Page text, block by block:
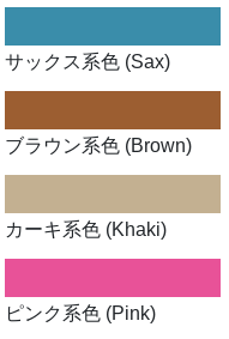
サックス系色 (Sax)
ブラウン系色 (Brown)
カーキ系色 (Khaki)
ピンク系色 (Pink)